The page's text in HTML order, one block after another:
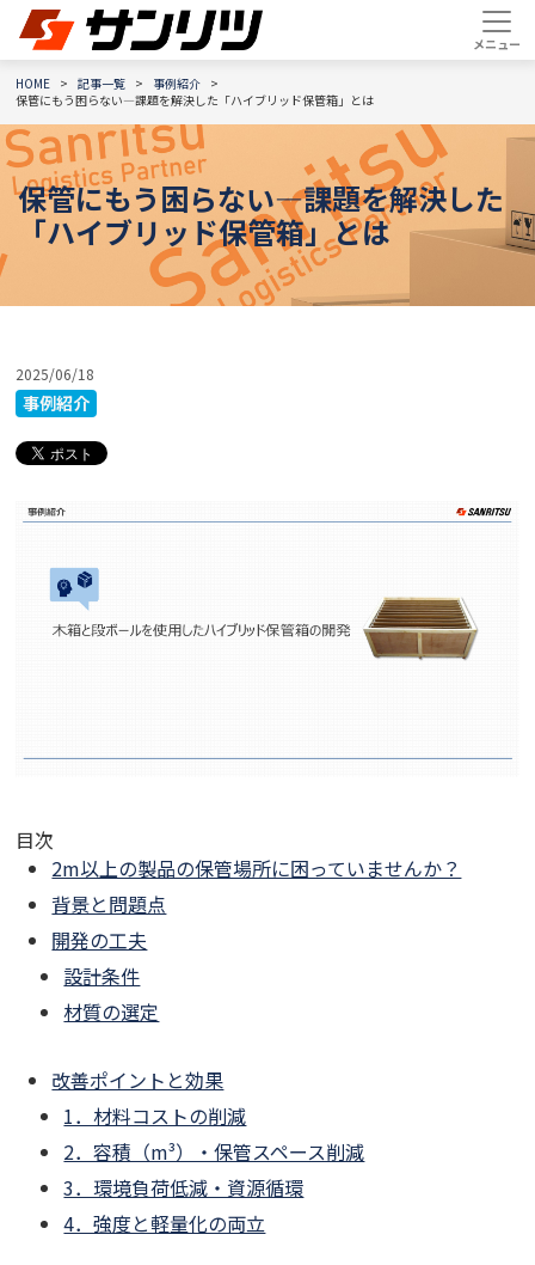
HOME 記事一覧
事例紹介
保管にもう困らない―課題を解決した「ハイブリッド保管箱」とは
保管にもう困らない―課題を解決した
「ハイブリッド保管箱」とは
2025/06/18
事例紹介
目次
2m以上の製品の保管場所に困っていませんか？
背景と問題点
開発の工夫
設計条件
材質の選定
改善ポイントと効果
1．材料コストの削減
2．容積（m³）・保管スペース削減
3．環境負荷低減・資源循環
4．強度と軽量化の両立